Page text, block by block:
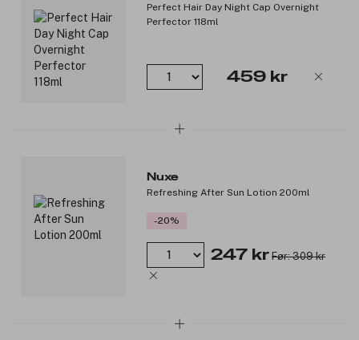
Perfect Hair Day Night Cap Overnight
Perfector 118ml
459 kr
Nuxe
Refreshing After Sun Lotion 200ml
-20%
247 kr Før: 309 kr